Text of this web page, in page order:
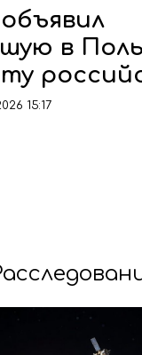
объявил
в
15:17